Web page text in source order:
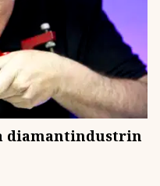
diamantindustrin